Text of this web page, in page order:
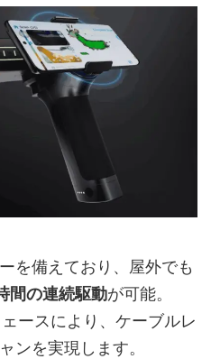
を備えており、屋外でも
間の連続駆動が可能。
ースにより、ケーブルレ
ンを実現します。